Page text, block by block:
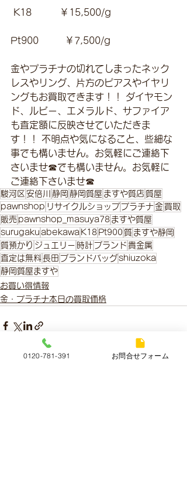
K18　　　￥15,500/g
Pt900         ￥7,500/g
金やプラチナの切れてしまったネック
レスやリング、片方のピアスやイヤリ
ングもお買取できます！！ ダイヤモン
ド、ルビー、エメラルド、サファイア
も査定額に反映させていただきま
す！！ 不明点や気になること、些細な
事でも構いません。お気軽にご連絡下
さいませ☎でも構いません。お気軽に
ご連絡下さいませ☎
駿河区 安倍川 静岡 静岡質屋 ますや質店 質屋
pawnshop リサイクルショップ プラチナ 金 買取
販売 pawnshop_masuya78 ますや質屋
surugaku abekawa K18 Pt900質 ますや静岡
質預かり ジュエリー 時計 ブランド 貴金属
査定は無料 長田 ブランドバッグshiuzoka
静岡質屋ますや
お買い得情報
金・プラチナ本日の買取価格
0120-781-391 お問合せフォーム